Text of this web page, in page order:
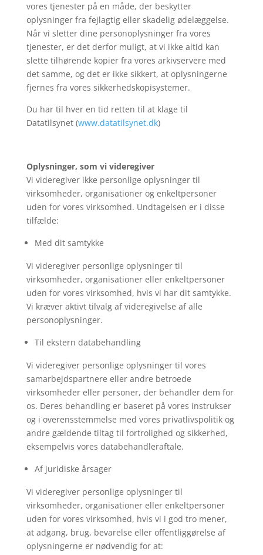
vores tjenester på en måde, der beskytter
oplysninger fra fejlagtig eller skadelig ødelæggelse.
Når vi sletter dine personoplysninger fra vores
tjenester, er det derfor muligt, at vi ikke altid kan
slette tilhørende kopier fra vores arkivservere med
det samme, og det er ikke sikkert, at oplysningerne
fjernes fra vores sikkerhedskopisystemer.
Du har til hver en tid retten til at klage til
Datatilsynet (www.datatilsynet.dk)
Oplysninger, som vi videregiver
Vi videregiver ikke personlige oplysninger til
virksomheder, organisationer og enkeltpersoner
uden for vores virksomhed. Undtagelsen er i disse
tilfælde:
Med dit samtykke
Vi videregiver personlige oplysninger til
virksomheder, organisationer eller enkeltpersoner
uden for vores virksomhed, hvis vi har dit samtykke.
Vi kræver aktivt tilvalg af videregivelse af alle
personoplysninger.
Til ekstern databehandling
Vi videregiver personlige oplysninger til vores
samarbejdspartnere eller andre betroede
virksomheder eller personer, der behandler dem for
os. Deres behandling er baseret på vores instrukser
og i overensstemmelse med vores privatlivspolitik og
andre gældende tiltag til fortrolighed og sikkerhed,
eksempelvis vores databehandleraftale.
Af juridiske årsager
Vi videregiver personlige oplysninger til
virksomheder, organisationer eller enkeltpersoner
uden for vores virksomhed, hvis vi i god tro mener,
at adgang, brug, bevarelse eller offentliggørelse af
oplysningerne er nødvendig for at: